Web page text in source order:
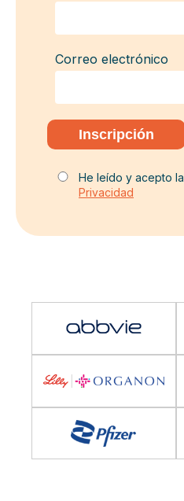
Correo electrónico
He leído y acepto la
Privacidad